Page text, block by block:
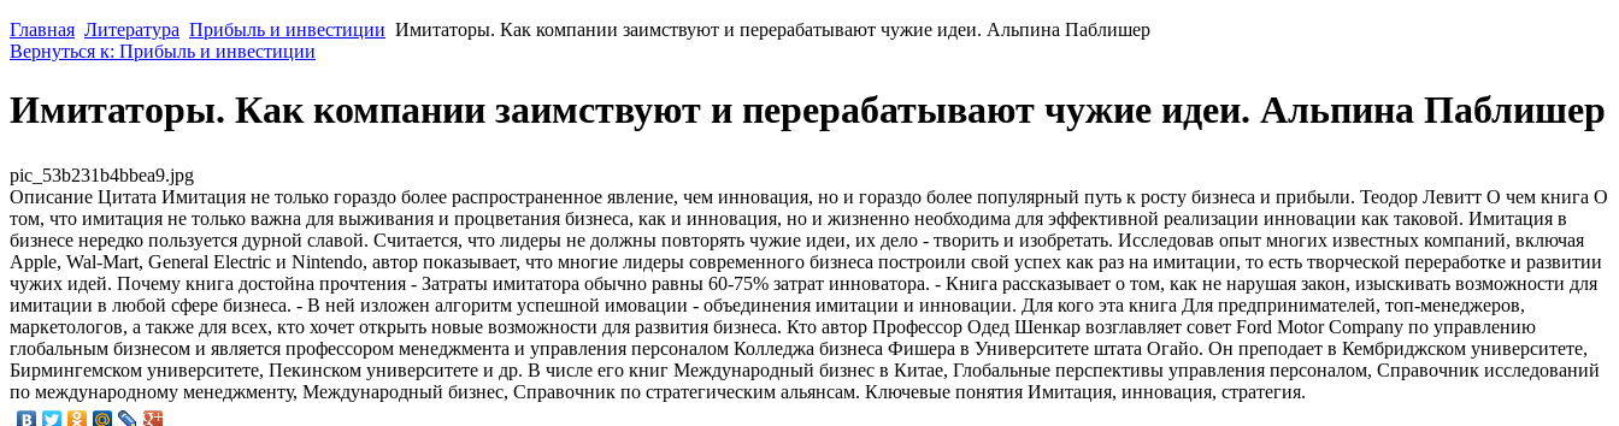
Главная Литература Прибыль и инвестиции Имитаторы. Как компании заимствуют и перерабатывают чужие идеи. Альпина Паблишер
Вернуться к: Прибыль и инвестиции
Имитаторы. Как компании заимствуют и перерабатывают чужие идеи. Альпина Паблишер
pic_53b231b4bbea9.jpg
Описание Цитата Имитация не только гораздо более распространенное явление, чем инновация, но и гораздо более популярный путь к росту бизнеса и прибыли. Теодор Левитт О чем книга О
том, что имитация не только важна для выживания и процветания бизнеса, как и инновация, но и жизненно необходима для эффективной реализации инновации как таковой. Имитация в
бизнесе нередко пользуется дурной славой. Считается, что лидеры не должны повторять чужие идеи, их дело - творить и изобретать. Исследовав опыт многих известных компаний, включая
Apple, Wal-Mart, General Electric и Nintendo, автор показывает, что многие лидеры современного бизнеса построили свой успех как раз на имитации, то есть творческой переработке и развитии
чужих идей. Почему книга достойна прочтения - Затраты имитатора обычно равны 60-75% затрат инноватора. - Книга рассказывает о том, как не нарушая закон, изыскивать возможности для
имитации в любой сфере бизнеса. - В ней изложен алгоритм успешной имовации - объединения имитации и инновации. Для кого эта книга Для предпринимателей, топ-менеджеров,
маркетологов, а также для всех, кто хочет открыть новые возможности для развития бизнеса. Кто автор Профессор Одед Шенкар возглавляет совет Ford Motor Company по управлению
глобальным бизнесом и является профессором менеджмента и управления персоналом Колледжа бизнеса Фишера в Университете штата Огайо. Он преподает в Кембриджском университете,
Бирмингемском университете, Пекинском университете и др. В числе его книг Международный бизнес в Китае, Глобальные перспективы управления персоналом, Справочник исследований
по международному менеджменту, Международный бизнес, Справочник по стратегическим альянсам. Ключевые понятия Имитация, инновация, стратегия.